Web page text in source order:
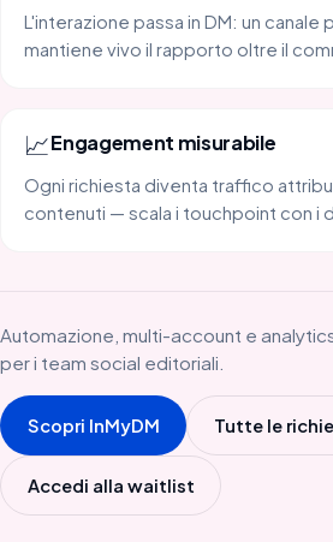
L'interazione passa in DM: un canale
mantiene vivo il rapporto oltre il
📈Engagement misurabile
Ogni richiesta diventa traffico
contenuti — scala i touchpoint con i
Automazione, multi-account e
per i team social editoriali.
Scopri InMyDM Tutte le
Accedi alla waitlist